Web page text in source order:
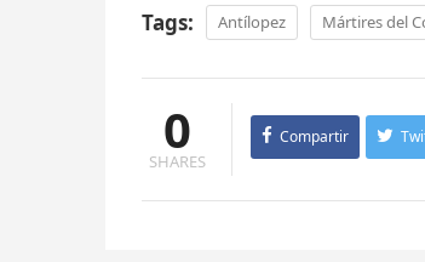
Tags: Antílopez Mártires del
0
SHARES
Compartir